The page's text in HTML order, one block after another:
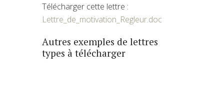
Télécharger cette lettre :
Lettre_de_motivation_Regleur.doc
Autres exemples de lettres
types à télécharger